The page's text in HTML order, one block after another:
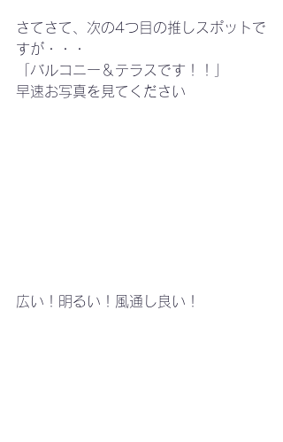
さてさて、次の4つ目の推しスポットで
すが・・・
「バルコニー＆テラスです！！」
早速お写真を見てください
広い！明るい！風通し良い！